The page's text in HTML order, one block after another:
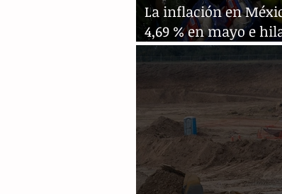
La inflación en
4,69 % en mayo e
al alza